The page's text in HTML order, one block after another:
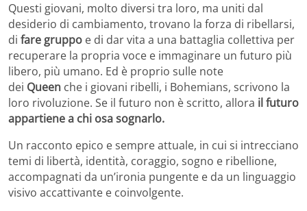
Questi giovani, molto diversi tra loro, ma uniti dal
desiderio di cambiamento, trovano la forza di ribellarsi,
di fare gruppo e di dar vita a una battaglia collettiva per
recuperare la propria voce e immaginare un futuro più
libero, più umano. Ed è proprio sulle note
dei Queen che i giovani ribelli, i Bohemians, scrivono la
loro rivoluzione. Se il futuro non è scritto, allora il futuro
appartiene a chi osa sognarlo.
Un racconto epico e sempre attuale, in cui si intrecciano
temi di libertà, identità, coraggio, sogno e ribellione,
accompagnati da un’ironia pungente e da un linguaggio
visivo accattivante e coinvolgente.